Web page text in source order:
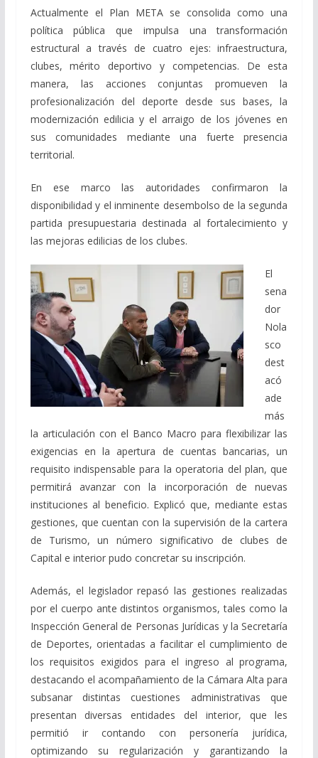
Actualmente el Plan META se consolida como una
política pública que impulsa una transformación
estructural a través de cuatro ejes: infraestructura,
clubes, mérito deportivo y competencias. De esta
manera, las acciones conjuntas promueven la
profesionalización del deporte desde sus bases, la
modernización edilicia y el arraigo de los jóvenes en
sus comunidades mediante una fuerte presencia
territorial.
En ese marco las autoridades confirmaron la
disponibilidad y el inminente desembolso de la segunda
partida presupuestaria destinada al fortalecimiento y
las mejoras edilicias de los clubes.
El
sena
dor
Nola
sco
dest
acó
ade
más
la articulación con el Banco Macro para flexibilizar las
exigencias en la apertura de cuentas bancarias, un
requisito indispensable para la operatoria del plan, que
permitirá avanzar con la incorporación de nuevas
instituciones al beneficio. Explicó que, mediante estas
gestiones, que cuentan con la supervisión de la cartera
de Turismo, un número significativo de clubes de
Capital e interior pudo concretar su inscripción.
Además, el legislador repasó las gestiones realizadas
por el cuerpo ante distintos organismos, tales como la
Inspección General de Personas Jurídicas y la Secretaría
de Deportes, orientadas a facilitar el cumplimiento de
los requisitos exigidos para el ingreso al programa,
destacando el acompañamiento de la Cámara Alta para
subsanar distintas cuestiones administrativas que
presentan diversas entidades del interior, que les
permitió ir contando con personería jurídica,
optimizando su regularización y garantizando la